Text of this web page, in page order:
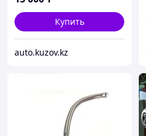
Купить
auto.kuzov.kz